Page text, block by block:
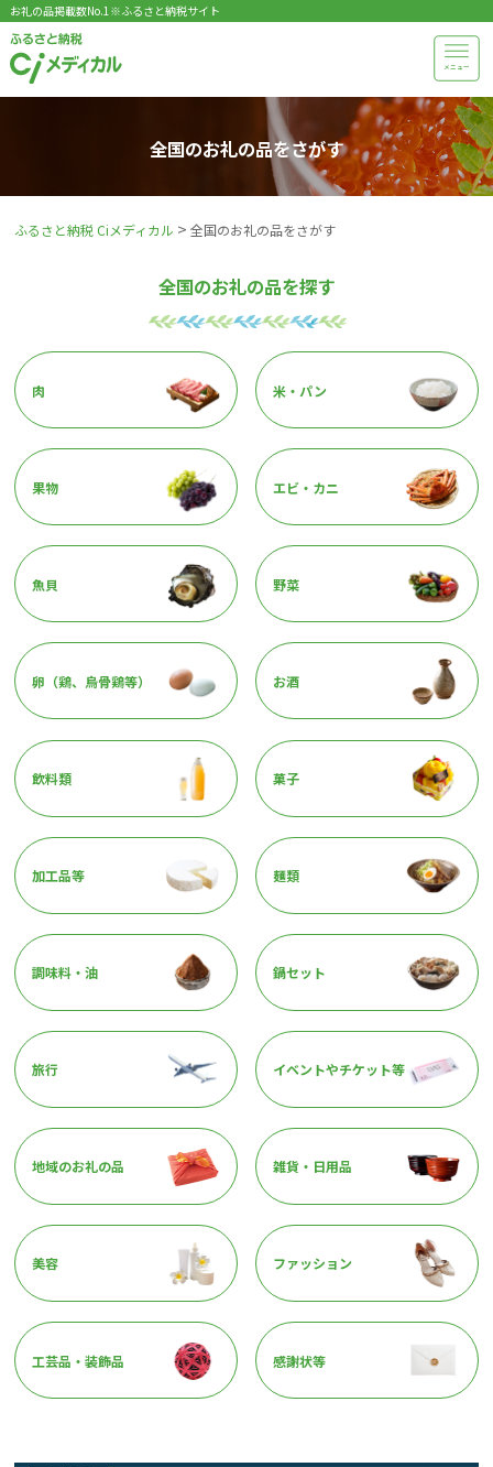
メニュー
お礼の品掲載数No.1※ふるさと納税サイト
全国のお礼の品をさがす
ふるさと納税 Ciメディカル >全国のお礼の品をさがす
全国のお礼の品を探す
肉 米・パン
果物 エビ・カニ
魚貝 野菜
卵（鶏、烏骨鶏等） お酒
飲料類 菓子
加工品等 麺類
調味料・油 鍋セット
旅行 イベントやチケット等
地域のお礼の品 雑貨・日用品
美容 ファッション
工芸品・装飾品 感謝状等